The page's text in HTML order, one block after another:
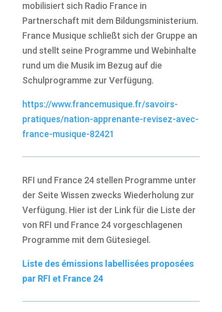
mobilisiert sich Radio France in
Partnerschaft mit dem Bildungsministerium.
France Musique schließt sich der Gruppe an
und stellt seine Programme und Webinhalte
rund um die Musik im Bezug auf die
Schulprogramme zur Verfügung.
https://www.francemusique.fr/savoirs-
pratiques/nation-apprenante-revisez-avec-
france-musique-82421
RFI und France 24 stellen Programme unter
der Seite Wissen zwecks Wiederholung zur
Verfügung. Hier ist der Link für die Liste der
von RFI und France 24 vorgeschlagenen
Programme mit dem Gütesiegel.
Liste des émissions labellisées proposées
par RFI et France 24